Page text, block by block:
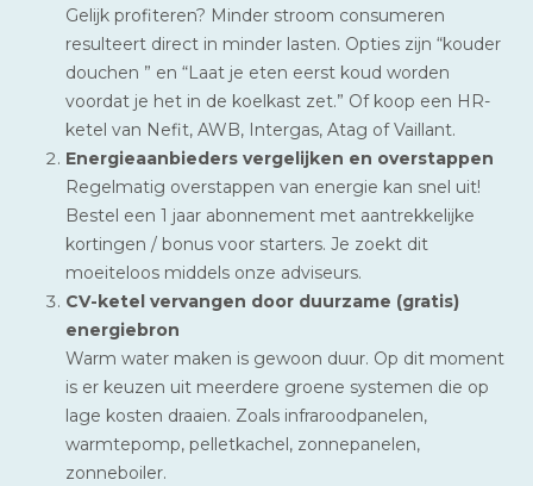
Gelijk profiteren? Minder stroom consumeren
resulteert direct in minder lasten. Opties zijn “kouder
douchen ” en “Laat je eten eerst koud worden
voordat je het in de koelkast zet.” Of koop een HR-
ketel van Nefit, AWB, Intergas, Atag of Vaillant.
Energieaanbieders vergelijken en overstappen
Regelmatig overstappen van energie kan snel uit!
Bestel een 1 jaar abonnement met aantrekkelijke
kortingen / bonus voor starters. Je zoekt dit
moeiteloos middels onze adviseurs.
CV-ketel vervangen door duurzame (gratis)
energiebron
Warm water maken is gewoon duur. Op dit moment
is er keuzen uit meerdere groene systemen die op
lage kosten draaien. Zoals infraroodpanelen,
warmtepomp, pelletkachel, zonnepanelen,
zonneboiler.